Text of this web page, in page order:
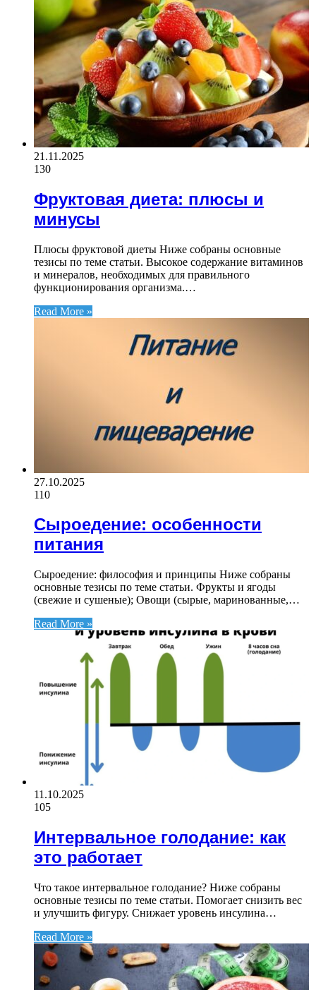
21.11.2025
130
Фруктовая диета: плюсы и
минусы
Плюсы фруктовой диеты Ниже собраны основные
тезисы по теме статьи. Высокое содержание витаминов
и минералов, необходимых для правильного
функционирования организма.…
Read More »
27.10.2025
110
Сыроедение: особенности
питания
Сыроедение: философия и принципы Ниже собраны
основные тезисы по теме статьи. Фрукты и ягоды
(свежие и сушеные); Овощи (сырые, маринованные,…
Read More »
11.10.2025
105
Интервальное голодание: как
это работает
Что такое интервальное голодание? Ниже собраны
основные тезисы по теме статьи. Помогает снизить вес
и улучшить фигуру. Снижает уровень инсулина…
Read More »